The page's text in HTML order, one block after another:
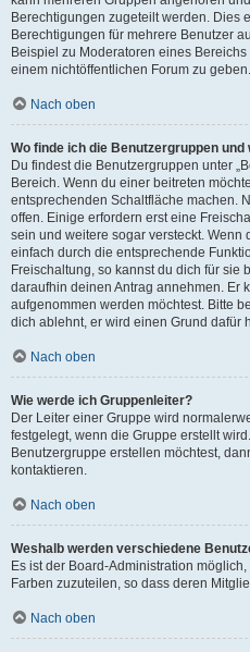
Berechtigungen zugeteilt werden. Dies
Berechtigungen für mehrere Benutzer
Beispiel zu Moderatoren eines
einem nichtöffentlichen Forum zu geben.
Nach oben
Wo finde ich die Benutzergruppen
Du findest die Benutzergruppen unter
Bereich. Wenn du einer beitreten
entsprechenden Schaltfläche machen.
offen. Einige erfordern erst eine
sein und weitere sogar versteckt. Wenn
einfach durch die entsprechende
Freischaltung, so kannst du dich für sie
daraufhin deinen Antrag annehmen. Er
aufgenommen werden möchtest. Bitte
dich ablehnt, er wird einen Grund dafür
Nach oben
Wie werde ich Gruppenleiter?
Der Leiter einer Gruppe wird
festgelegt, wenn die Gruppe erstellt
Benutzergruppe erstellen möchtest,
kontaktieren.
Nach oben
Weshalb werden verschiedene
Es ist der Board-Administration
Farben zuzuteilen, so dass deren
Nach oben